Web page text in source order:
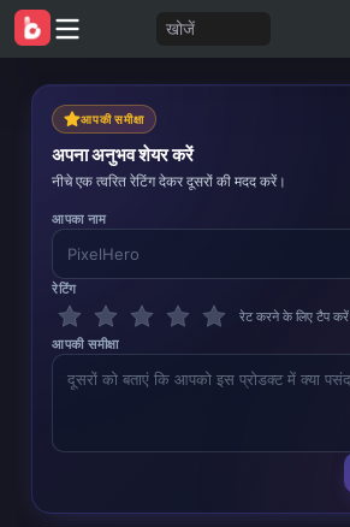
खोजें
आपकी समीक्षा
अपना अनुभव शेयर करें
नीचे एक त्वरित रेटिंग देकर दूसरों की मदद करें।
आपका नाम
रेटिंग
रेट करने के लिए टैप करें
आपकी समीक्षा